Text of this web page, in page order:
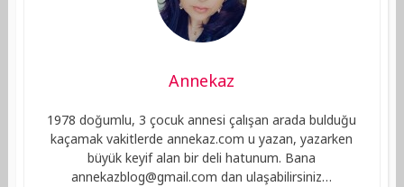
Annekaz
1978 doğumlu, 3 çocuk annesi çalışan arada bulduğu
kaçamak vakitlerde annekaz.com u yazan, yazarken
büyük keyif alan bir deli hatunum. Bana
annekazblog@gmail.com dan ulaşabilirsiniz…